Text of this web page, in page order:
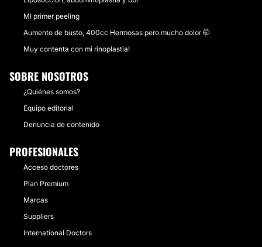
MI primer peeling
Aumento de busto, 400cc Hermosas pero mucho dolor 🤭
Muy contenta con mi rinoplastia!
SOBRE NOSOTROS
¿Quiénes somos?
Equipo editorial
Denuncia de contenido
PROFESIONALES
Acceso doctores
Plan Premium
Marcas
Suppliers
International Doctors